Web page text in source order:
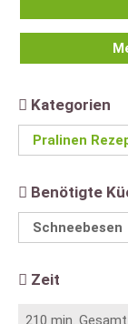
Kategorien
Pralinen
Benötigte
Schneebesen
Zeit
210 min.